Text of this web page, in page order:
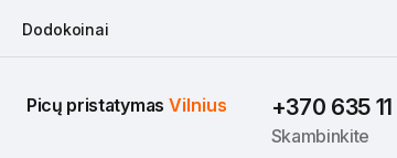
Dodokoinai
Picų pristatymas Vilnius +370 635
Skambinkite